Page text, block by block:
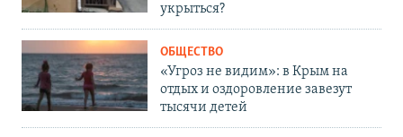
укрыться?
ОБЩЕСТВО
«Угроз не видим»: в Крым на
отдых и оздоровление завезут
тысячи детей